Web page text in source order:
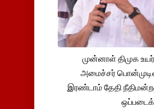
முன்னாள் திமுக
அமைச்சர்
இரண்டாம் தேதி